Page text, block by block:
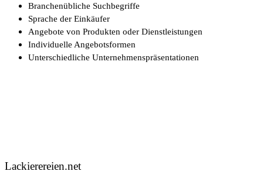
Branchenübliche Suchbegriffe
Sprache der Einkäufer
Angebote von Produkten oder Dienstleistungen
Individuelle Angebotsformen
Unterschiedliche Unternehmenspräsentationen
Lackierereien.net